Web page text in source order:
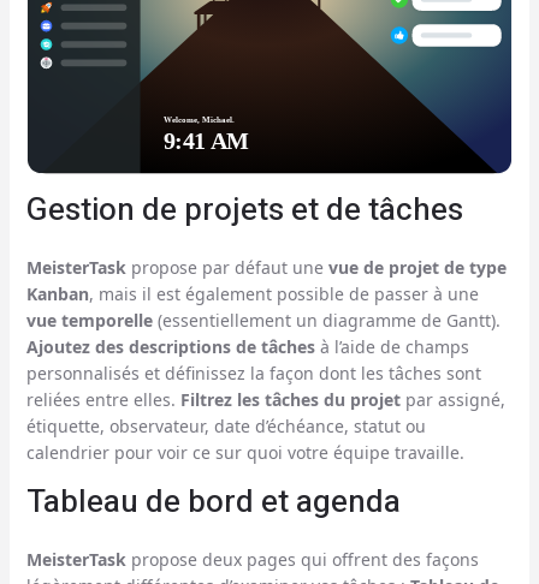
Gestion de projets et de tâches
MeisterTask propose par défaut une vue de projet de type
Kanban, mais il est également possible de passer à une
vue temporelle(essentiellement un diagramme de Gantt).
Ajoutez des descriptions de tâchesà l’aide de champs
personnalisés et définissez la façon dont les tâches sont
reliées entre elles. Filtrez les tâches du projetpar assigné,
étiquette, observateur, date d’échéance, statut ou
calendrier pour voir ce sur quoi votre équipe travaille.
Tableau de bord et agenda
MeisterTask propose deux pages qui offrent des façons